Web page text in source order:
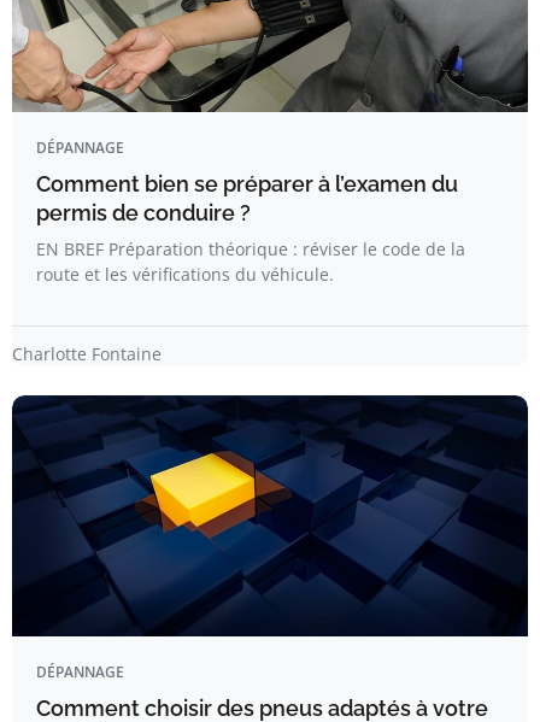
DÉPANNAGE
Comment bien se préparer à l’examen du
permis de conduire ?
EN BREF Préparation théorique : réviser le code de la
route et les vérifications du véhicule.
Charlotte Fontaine
DÉPANNAGE
Comment choisir des pneus adaptés à votre